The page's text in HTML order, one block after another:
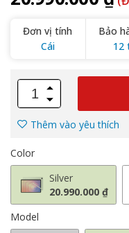
Đơn vị tính
Cái
Bảo
12
Thêm vào yêu thích
Color
Silver
20.990.000 ₫
Model